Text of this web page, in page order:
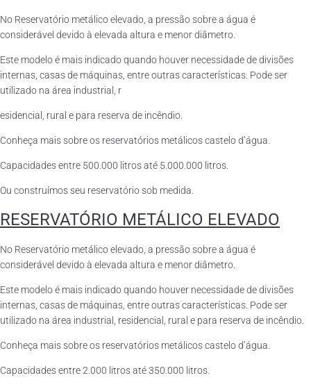
No Reservatório metálico elevado, a pressão sobre a água é
considerável devido à elevada altura e menor diâmetro.
Este modelo é mais indicado quando houver necessidade de divisões
internas, casas de máquinas, entre outras características. Pode ser
utilizado na área industrial, r
esidencial, rural e para reserva de incêndio.
Conheça mais sobre os reservatórios metálicos castelo d’água.
Capacidades entre 500.000 litros até 5.000.000 litros.
Ou construímos seu reservatório sob medida.
RESERVATÓRIO METÁLICO ELEVADO
No Reservatório metálico elevado, a pressão sobre a água é
considerável devido à elevada altura e menor diâmetro.
Este modelo é mais indicado quando houver necessidade de divisões
internas, casas de máquinas, entre outras características. Pode ser
utilizado na área industrial, residencial, rural e para reserva de incêndio.
Conheça mais sobre os reservatórios metálicos castelo d’água.
Capacidades entre 2.000 litros até 350.000 litros.